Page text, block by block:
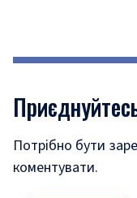
Потрібно бути
коментувати.